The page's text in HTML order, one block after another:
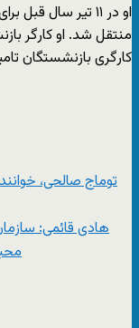
کارگری بازنشستگان
توماج صالحی،
هادی قائمی: